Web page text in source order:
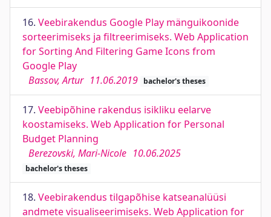
16. Veebirakendus Google Play mänguikoonide
sorteerimiseks ja filtreerimiseks. Web Application
for Sorting And Filtering Game Icons from
Google Play
Bassov, Artur 11.06.2019 bachelor's theses
17. Veebipõhine rakendus isikliku eelarve
koostamiseks. Web Application for Personal
Budget Planning
Berezovski, Mari-Nicole 10.06.2025
bachelor's theses
18. Veebirakendus tilgapõhise katseanalüüsi
andmete visualiseerimiseks. Web Application for